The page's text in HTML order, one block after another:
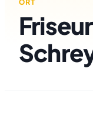
Für Bewerber
Marken
ORT